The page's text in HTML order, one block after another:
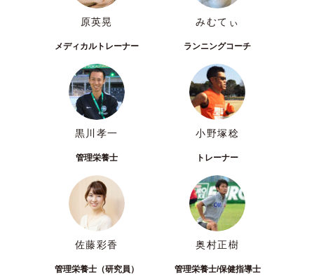
原英晃 みむてぃ
メディカルトレーナー
黒川孝一
ランニングコーチ
小野塚稔
管理栄養士
佐藤彩香
トレーナー
奥村正樹
管理栄養士（研究員） 管理栄養士/保健指導士